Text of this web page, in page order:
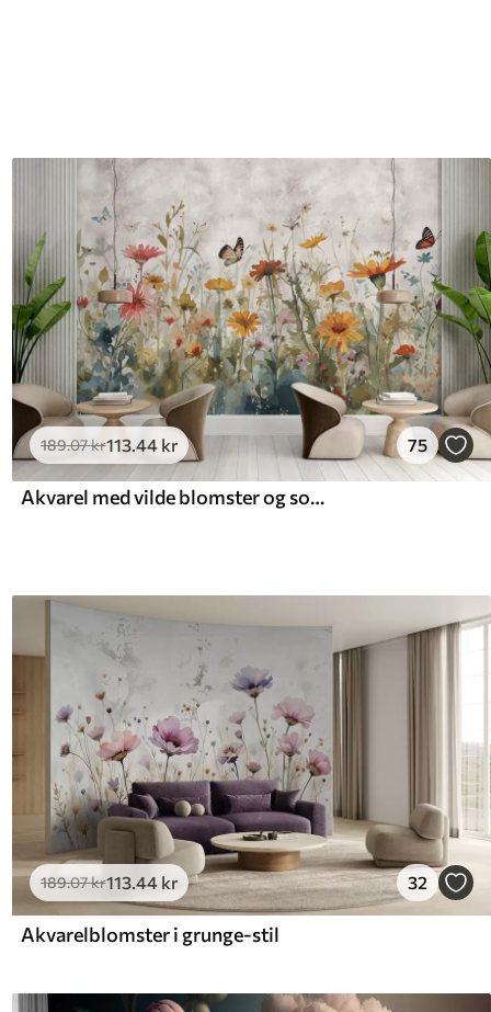
189.07kr113.44 kr 75
Akvarel med vilde blomster og sommerfugle
189.07kr113.44 kr 32
Akvarelblomster i grunge-stil